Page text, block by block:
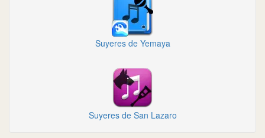
Suyeres de Yemaya
Suyeres de San Lazaro